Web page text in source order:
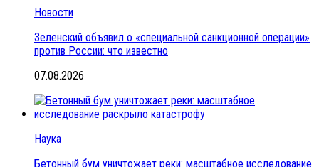
Новости
Зеленский объявил о «специальной санкционной операции»
против России: что известно
07.08.2026
Наука
Бетонный бум уничтожает реки: масштабное исследование